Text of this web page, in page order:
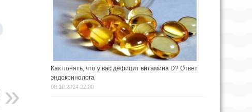
Как понять, что у вас дефицит витамина D? Ответ
эндокринолога
08.10.2024 22:00